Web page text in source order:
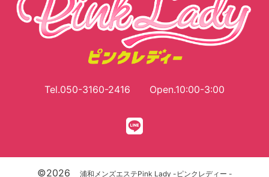
Tel.050-3160-2416 Open.10:00-3:00
©2026 浦和メンズエステPink Lady -ピンクレディー -